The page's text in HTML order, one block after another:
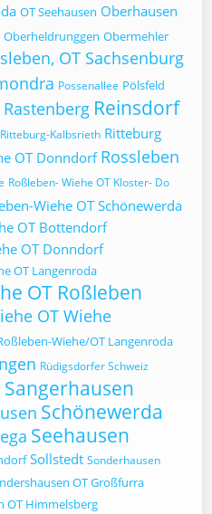
OT Seehausen Oberhausen
Oberheldrunggen Obermehler
OT Sachsenburg
Possenallee Pölsfeld
Rastenberg Reinsdorf
Ritteburg-Kalbsrieth Ritteburg
OT Donndorf Rossleben
Roßleben- Wiehe OT Kloster- Do
Wiehe OT Schönewerda
OT Bottendorf
OT Donndorf
OT Langenroda
OT Roßleben
OT Wiehe
Wiehe/OT Langenroda
Rüdigsdorfer Schweiz
Sangerhausen
Schönewerda
Seehausen
Sollstedt Sonderhausen
OT Großfurra
OT Himmelsberg